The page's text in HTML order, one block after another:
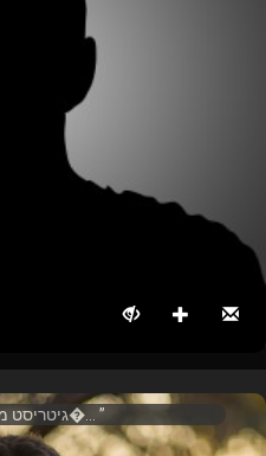
גיטריסט מסוג קצב בעיק�...